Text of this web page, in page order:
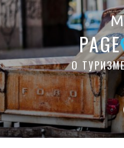
PAGE
О